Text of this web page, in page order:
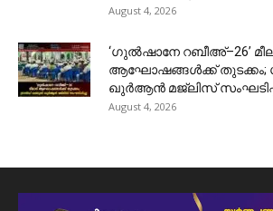
August 4, 2026
‘ഗുൽഷാനേ റബീഅ്–26’
ആഘോഷങ്ങൾക്ക്
ഖുർആൻ മജ്‌ലിസ്
August 4, 2026